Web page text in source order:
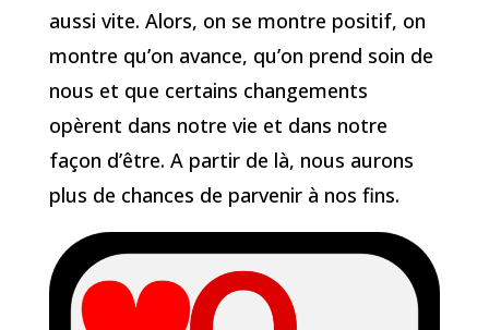
aussi vite. Alors, on se montre positif, on
montre qu’on avance, qu’on prend soin de
nous et que certains changements
opèrent dans notre vie et dans notre
façon d’être. A partir de là, nous aurons
plus de chances de parvenir à nos fins.